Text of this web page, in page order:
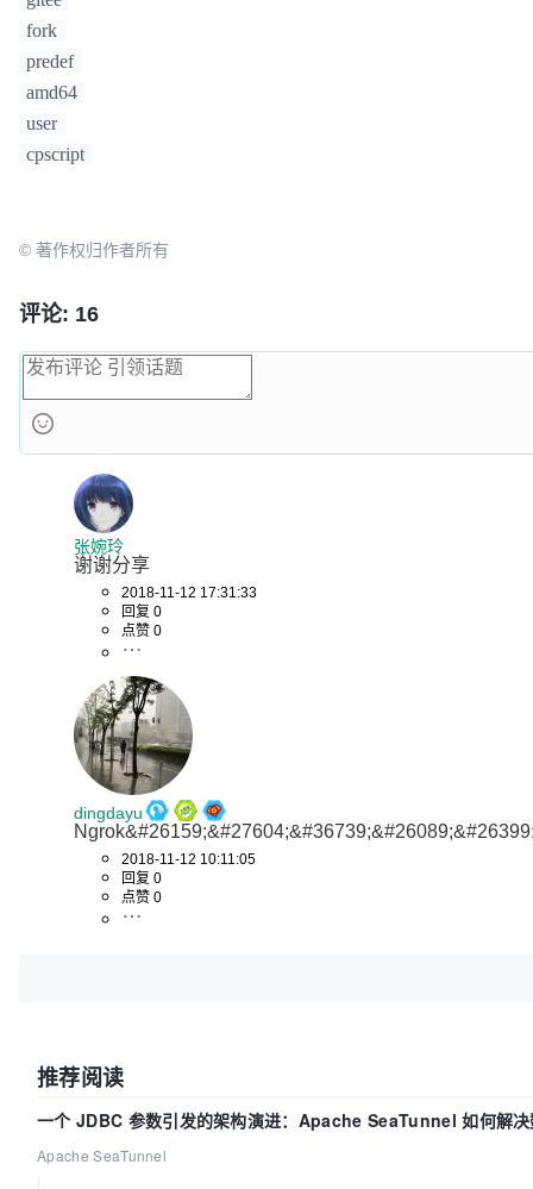
fork
predef
amd64
user
cpscript
© 著作权归作者所有
评论: 16
张婉玲
谢谢分享
2018-11-12 17:31:33
回复 0
点赞 0
dingdayu
2018-11-12 10:11:05
回复 0
点赞 0
推荐阅读
一个 JDBC 参数引发的架构演进：Apache SeaTunnel 如何解
Apache SeaTunnel